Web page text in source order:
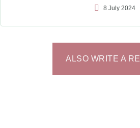
8 July 2024
ALSO WRITE A